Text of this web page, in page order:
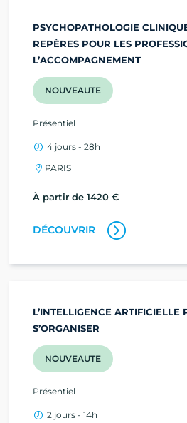
PSYCHOPATHOLOGIE
REPÈRES POUR LES
L’ACCOMPAGNEMENT
NOUVEAUTE
Présentiel
4 jours - 28h
PARIS
À partir de 1420 €
DÉCOUVRIR
L’INTELLIGENCE ARTIFICIELLE
S’ORGANISER
NOUVEAUTE
Présentiel
2 jours - 14h